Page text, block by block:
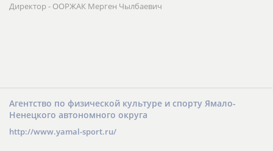
Директор - ООРЖАК Мерген Чылбаевич
Агентство по физической культуре и спорту Ямало-
Ненецкого автономного округа
http://www.yamal-sport.ru/